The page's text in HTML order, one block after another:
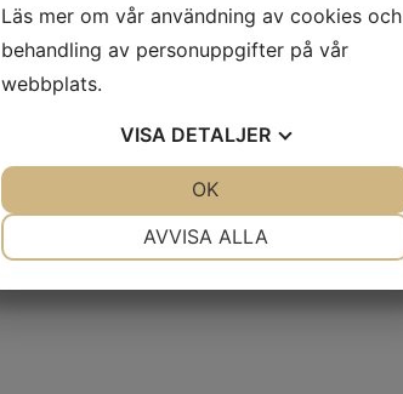
kontakt@bmgo.se
Läs mer om vår användning av cookies och
behandling av personuppgifter på vår
webbplats.
VISA DETALJER
AVVISA ALLA
OK